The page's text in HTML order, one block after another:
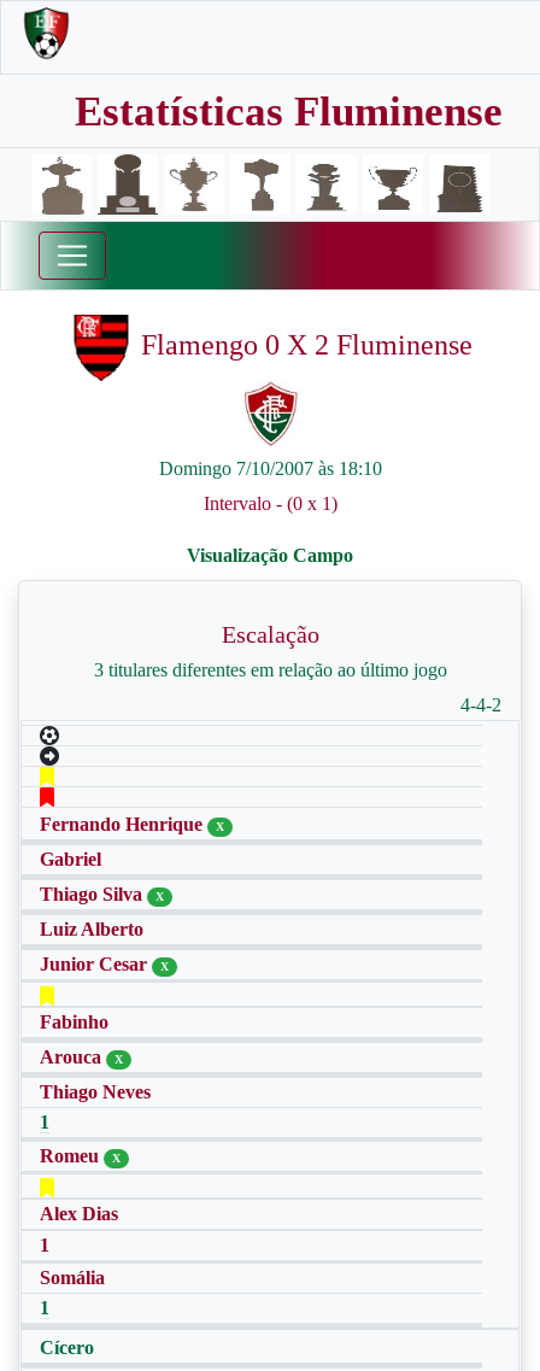
Estatísticas Fluminense
Flamengo 0 X 2 Fluminense
Domingo 7/10/2007 às 18:10
Intervalo - (0 x 1)
Escalação
3 titulares diferentes em relação ao último jogo
4-4-2
Fernando Henrique X
Gabriel
Thiago Silva
X
Luiz Alberto
Junior Cesar
X
Fabinho
Arouca
X
Thiago Neves
1
Romeu
X
Alex Dias
1
Somália
1
Cícero